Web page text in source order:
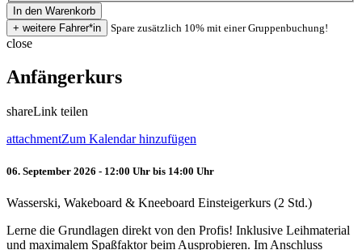
Spare zusätzlich 10% mit einer Gruppenbuchung!
close
Anfängerkurs
shareLink teilen
attachmentZum Kalendar hinzufügen
06. September 2026 - 12:00 Uhr bis 14:00 Uhr
Wasserski, Wakeboard & Kneeboard Einsteigerkurs (2 Std.)
Lerne die Grundlagen direkt von den Profis! Inklusive Leihmaterial
und maximalem Spaßfaktor beim Ausprobieren. Im Anschluss